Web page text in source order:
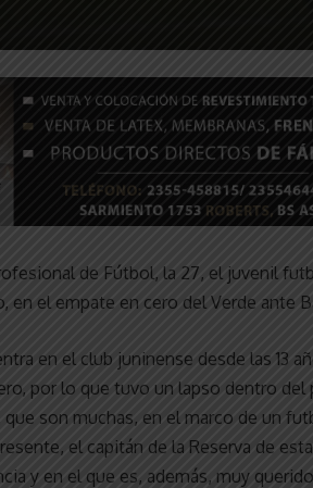
de Fútbol, la 27, el juvenil
en el empate en cero del Verde ante
en el club juninense desde las 13
por lo que tuvo un lapso dentro del
son muchas, en el marco de un
el capitán de la Reserva de
y en el que es, además, muy